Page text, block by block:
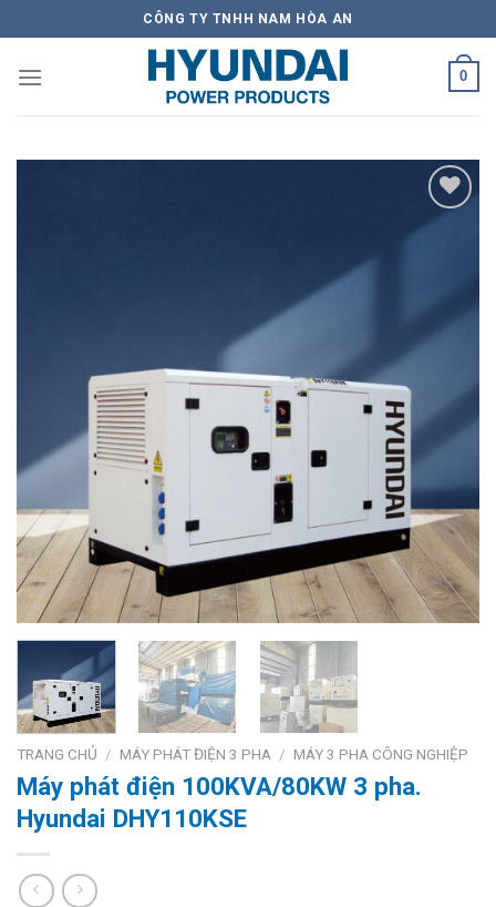
to
content
CÔNG TY TNHH NAM HÒA AN
0
Add to
TRANG CHỦ / MÁY PHÁT ĐIỆN 3 PHA / MÁY 3 PHA CÔNG NGHIỆP
Máy phát điện 100KVA/80KW 3 pha.
Hyundai DHY110KSE